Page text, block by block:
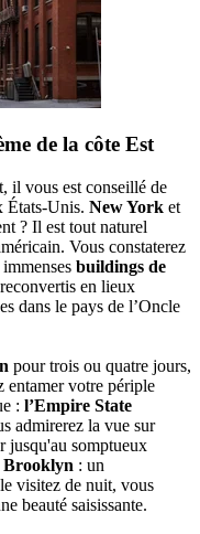
de la côte Est
il vous est conseillé de
États-Unis. New York et
? Il est tout naturel
Vous constaterez
buildings de
reconvertis en lieux
dans le pays de l’Oncle
pour trois ou quatre jours,
entamer votre périple
: l’Empire State
admirerez la vue sur
jusqu'au somptueux
Brooklyn : un
visitez de nuit, vous
beauté saisissante.